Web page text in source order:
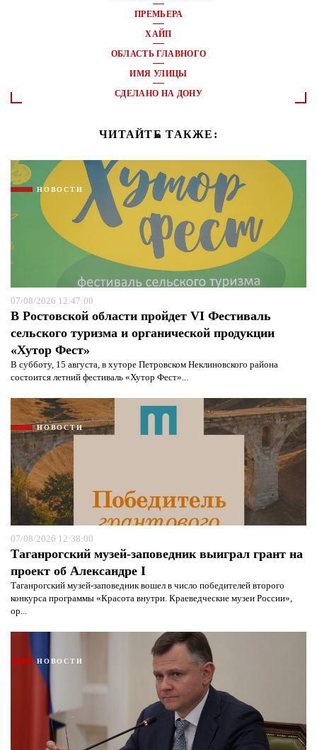
ПРЕМЬЕРА
ХАЙП
ОБЛАСТЬ ГЛАВНОГО
ИМЯ УЛИЦЫ
СДЕЛАНО НА ДОНУ
ЧИТАЙТЕ ТАКЖЕ:
НОВОСТИ
07/08/2026 12:47:00
В Ростовской области пройдет VI Фестиваль
сельского туризма и органической продукции
«Хутор Фест»
В субботу, 15 августа, в хуторе Петровском Неклиновского района
состоится летний фестиваль «Хутор Фест»...
НОВОСТИ
07/08/2026 12:38:00
Таганрогский музей-заповедник выиграл грант на
проект об Александре I
Таганрогский музей-заповедник вошел в число победителей второго
конкурса программы «Красота внутри. Краеведческие музеи России»,
ор...
НОВОСТИ